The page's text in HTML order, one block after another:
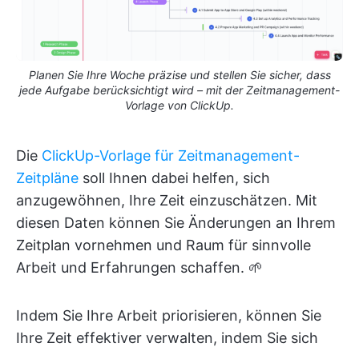
Planen Sie Ihre Woche präzise und stellen Sie sicher, dass
jede Aufgabe berücksichtigt wird – mit der Zeitmanagement-
Vorlage von ClickUp.
Die ClickUp-Vorlage für Zeitmanagement-
Zeitpläne soll Ihnen dabei helfen, sich
anzugewöhnen, Ihre Zeit einzuschätzen. Mit
diesen Daten können Sie Änderungen an Ihrem
Zeitplan vornehmen und Raum für sinnvolle
Arbeit und Erfahrungen schaffen. 🌱
Indem Sie Ihre Arbeit priorisieren, können Sie
Ihre Zeit effektiver verwalten, indem Sie sich